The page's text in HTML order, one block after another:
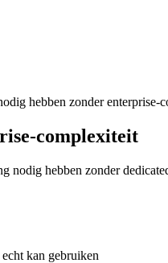
hebben zonder enterprise-
complexiteit
nodig hebben zonder
kan gebruiken